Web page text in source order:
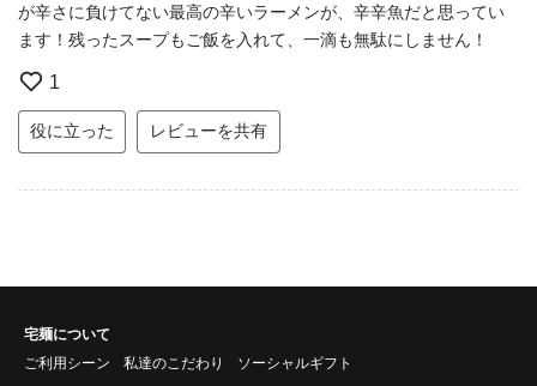
が辛さに負けてない最高の辛いラーメンが、辛辛魚だと思ってい
ます！残ったスープもご飯を入れて、一滴も無駄にしません！
1
役に立った レビューを共有
宅麺について
ご利用シーン
私達のこだわり ソーシャルギフト